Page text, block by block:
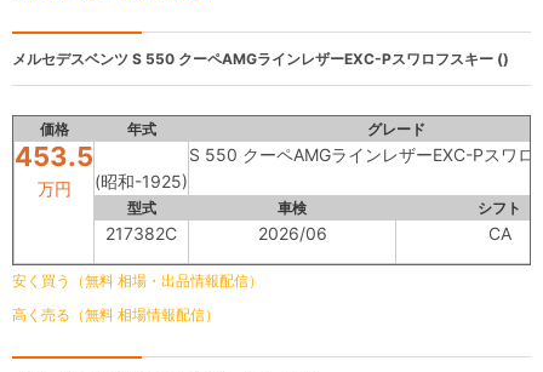
メルセデスベンツ S 550 クーペAMGラインレザーEXC-Pスワロフスキー ()
価格 年式 グレード
453.5
万円 (昭和-1925)
S 550 クーペAMGラインレザーEXC-Pスワロ
型式 車検 シフト
217382C 2026/06 CA
安く買う（無料 相場・出品情報配信）
高く売る（無料 相場情報配信）